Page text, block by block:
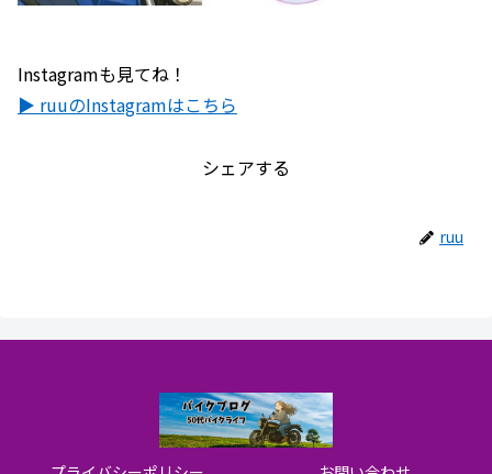
Instagramも見てね！
▶ ruuのInstagramはこちら
シェアする
ruu